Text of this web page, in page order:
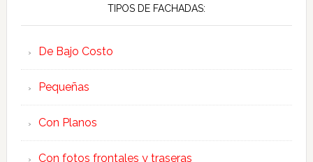
TIPOS DE FACHADAS:
De Bajo Costo
Pequeñas
Con Planos
Con fotos frontales y traseras